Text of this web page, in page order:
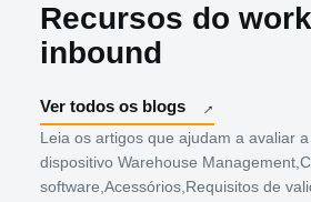
Recursos do
inbound
Ver todos os blogs
Leia os artigos que ajudam a avaliar
dispositivo Warehouse
software,Acessórios,Requisitos de